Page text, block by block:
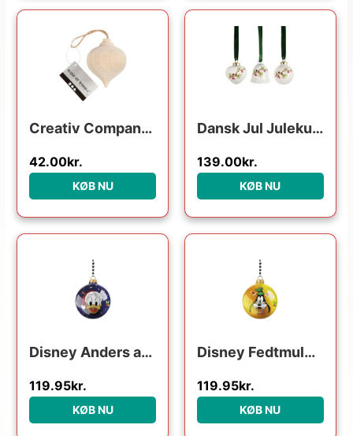
Creativ Company – Pendant Pointed Wooden Christmas Ball
42.00kr.
KØB NU
Dansk Jul Julekugler Hvid
139.00kr.
KØB NU
Disney Anders and Julekugle
119.95kr.
KØB NU
Disney Fedtmule Julekugle
119.95kr.
KØB NU